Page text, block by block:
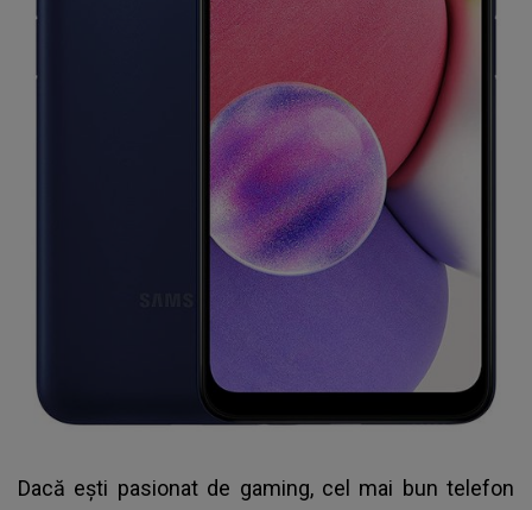
Dacă eşti pasionat de gaming, cel mai bun telefon